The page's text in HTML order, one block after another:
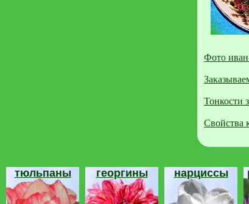
Фото
Тонкости
Свойства
тюльпаны георгины нарциссы